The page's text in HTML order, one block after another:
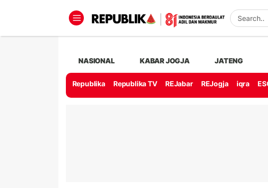
NASIONAL KABAR JOGJA JATENG
Republika Republika TV REJabar REJogja iqra